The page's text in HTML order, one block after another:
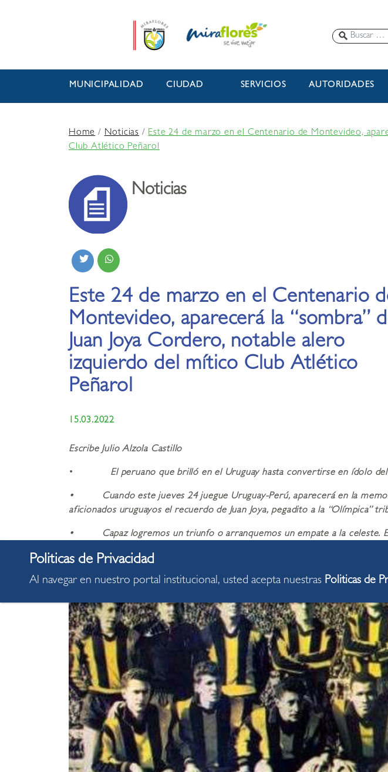
MUNICIPALIDAD CIUDAD SERVICIOS AUTORIDADES
Home/Noticias /Este 24 de marzo en el Centenario de Montevideo,
Club Atlético Peñarol
Noticias
Este 24 de marzo en el Centenario
Montevideo, aparecerá la “sombra”
Juan Joya Cordero, notable alero
izquierdo del mítico Club Atlético
Peñarol
15.03.2022
Escribe Julio Alzola Castillo
• El peruano que brilló en el Uruguay hasta convertirse en ídolo del
• Cuando este jueves 24 juegue Uruguay-Perú, aparecerá en la
aficionados uruguayos el recuerdo de Juan Joya, pegadito a la “Olímpica”
• Capaz logremos un triunfo o arranquemos un empate a la celeste.
Al navegar en nuestro portal institucional, usted acepta nuestras Politicas de